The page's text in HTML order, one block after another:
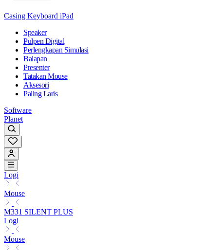
Casing Keyboard iPad
Speaker
Pulpen Digital
Perlengkapan Simulasi
Balapan
Presenter
Tatakan Mouse
Aksesori
Paling Laris
Software
Planet
Logi
Mouse
M331 SILENT PLUS
Logi
Mouse